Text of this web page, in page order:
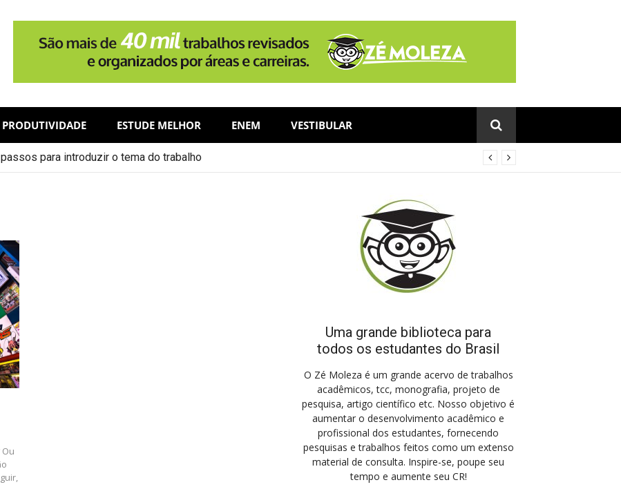
PRODUTIVIDADE ESTUDE MELHOR ENEM VESTIBULAR
para introduzir o tema do trabalho
Uma grande biblioteca para
todos os estudantes do Brasil
O Zé Moleza é um grande acervo de trabalhos
acadêmicos, tcc, monografia, projeto de
pesquisa, artigo científico etc. Nosso objetivo é
aumentar o desenvolvimento acadêmico e
profissional dos estudantes, fornecendo
pesquisas e trabalhos feitos como um extenso
material de consulta. Inspire-se, poupe seu
tempo e aumente seu CR!